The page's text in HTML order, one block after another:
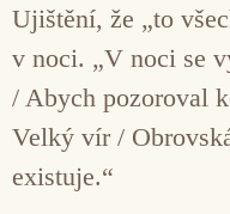
Ujištění, že „to
v noci. „V noci se
/ Abych pozoroval
Velký vír /
existuje.“